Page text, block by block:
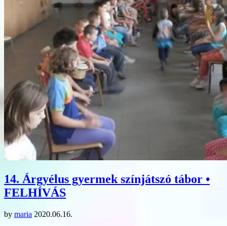
14. Árgyélus gyermek színjátszó tábor •
FELHÍVÁS
by maria 2020.06.16.